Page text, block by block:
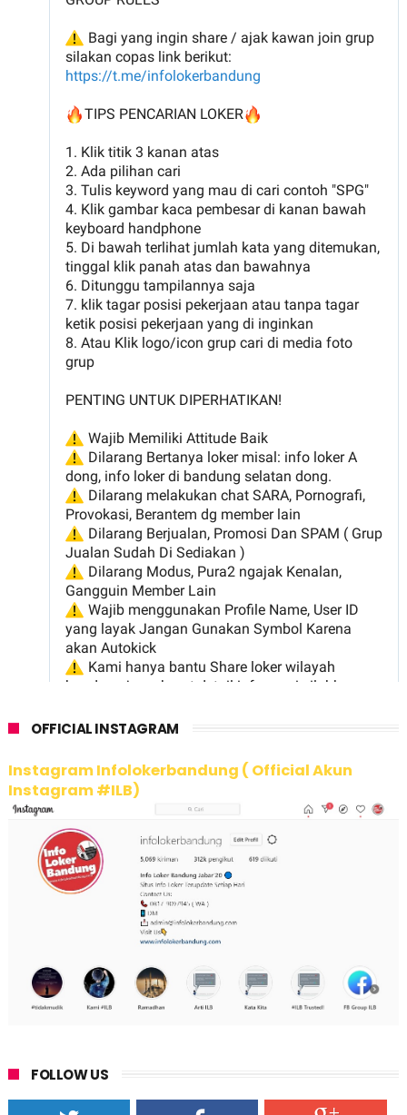
OFFICIAL INSTAGRAM
Instagram Infolokerbandung ( Official Akun
Instagram #ILB)
FOLLOW US